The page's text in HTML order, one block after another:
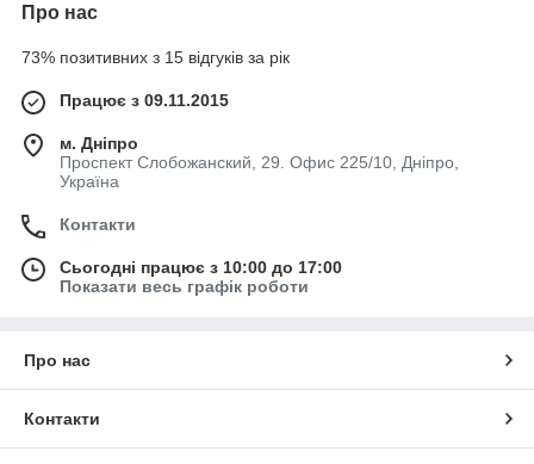
Про нас
73% позитивних з 15 відгуків за рік
Працює з 09.11.2015
м. Дніпро
Проспект Слобожанский, 29. Офис 225/10, Дніпро,
Україна
Контакти
Сьогодні працює з 10:00 до 17:00
Показати весь графік роботи
Про нас
Контакти